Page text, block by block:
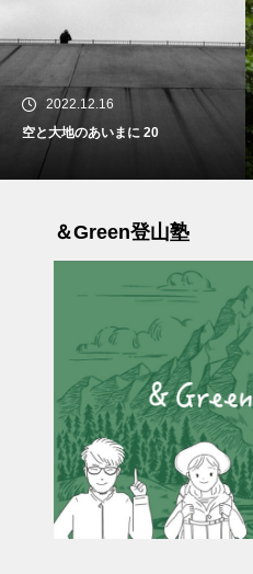
2022.12.14
【視線の先#008】 蛙の子、クマ
＆Green登山塾